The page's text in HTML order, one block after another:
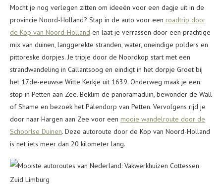
Mocht je nog verlegen zitten om ideeën voor een dagje uit in de
provincie Noord-Holland? Stap in de auto voor een roadtrip door
de Kop van Noord-Holland en laat je verrassen door een prachtige
mix van duinen, langgerekte stranden, water, oneindige polders en
pittoreske dorpjes. Je tripje door de Noordkop start met een
strandwandeling in Callantsoog en eindigt in het dorpje Groet bij
het 17de-eeuwse Witte Kerkje uit 1639. Onderweg maak je een
stop in Petten aan Zee. Beklim de panoramaduin, bewonder de Wall
of Shame en bezoek het Palendorp van Petten. Vervolgens rijd je
door naar Hargen aan Zee voor een mooie wandelroute door de
Schoorlse Duinen. Deze autoroute door de Kop van Noord-Holland
is net iets meer dan 20 kilometer lang.